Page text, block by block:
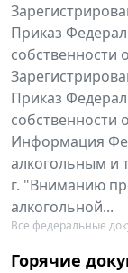
Приказ
собственности
Приказ
собственности
Информация
алкогольным и
г. "Вниманию
алкогольной...
Все федеральные
Горячие